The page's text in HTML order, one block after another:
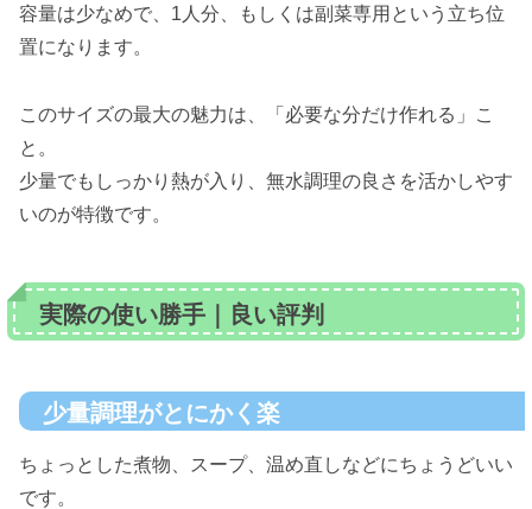
容量は少なめで、1人分、もしくは副菜専用という立ち位
置になります。
このサイズの最大の魅力は、「必要な分だけ作れる」こ
と。
少量でもしっかり熱が入り、無水調理の良さを活かしやす
いのが特徴です。
実際の使い勝手｜良い評判
少量調理がとにかく楽
ちょっとした煮物、スープ、温め直しなどにちょうどいい
です。